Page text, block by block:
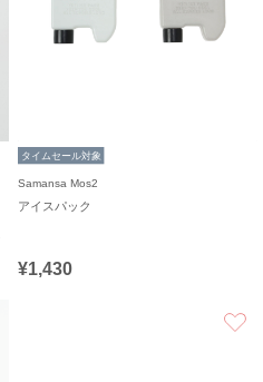
タイムセール対象
Samansa Mos2
アイスパック
¥1,430